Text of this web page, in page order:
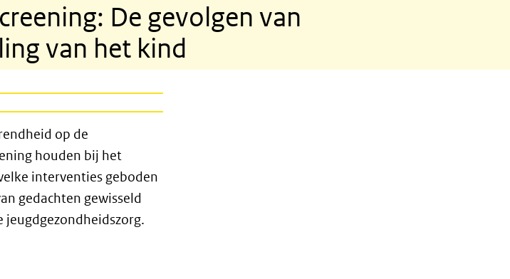
De gevolgen van
van het kind
op de
houden bij het
interventies geboden
gedachten gewisseld
jeugdgezondheidszorg.